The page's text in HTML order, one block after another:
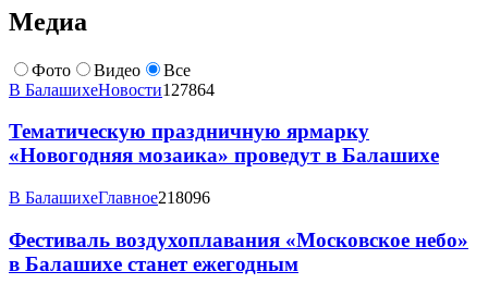
Медиа
Фото Видео
Все
В БалашихеНовости127864
Тематическую праздничную ярмарку
«Новогодняя мозаика» проведут в Балашихе
В БалашихеГлавное218096
Фестиваль воздухоплавания «Московское небо»
в Балашихе станет ежегодным